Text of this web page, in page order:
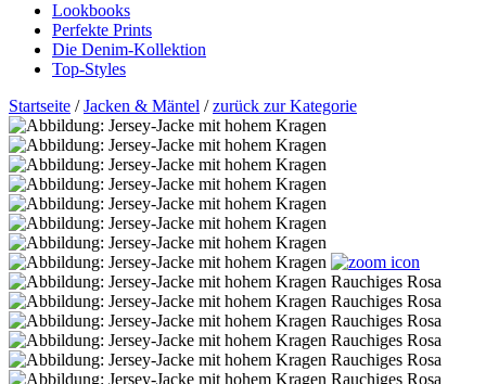
Lookbooks
Perfekte Prints
Die Denim-Kollektion
Top-Styles
Startseite /Jacken & Mäntel /zurück zur Kategorie